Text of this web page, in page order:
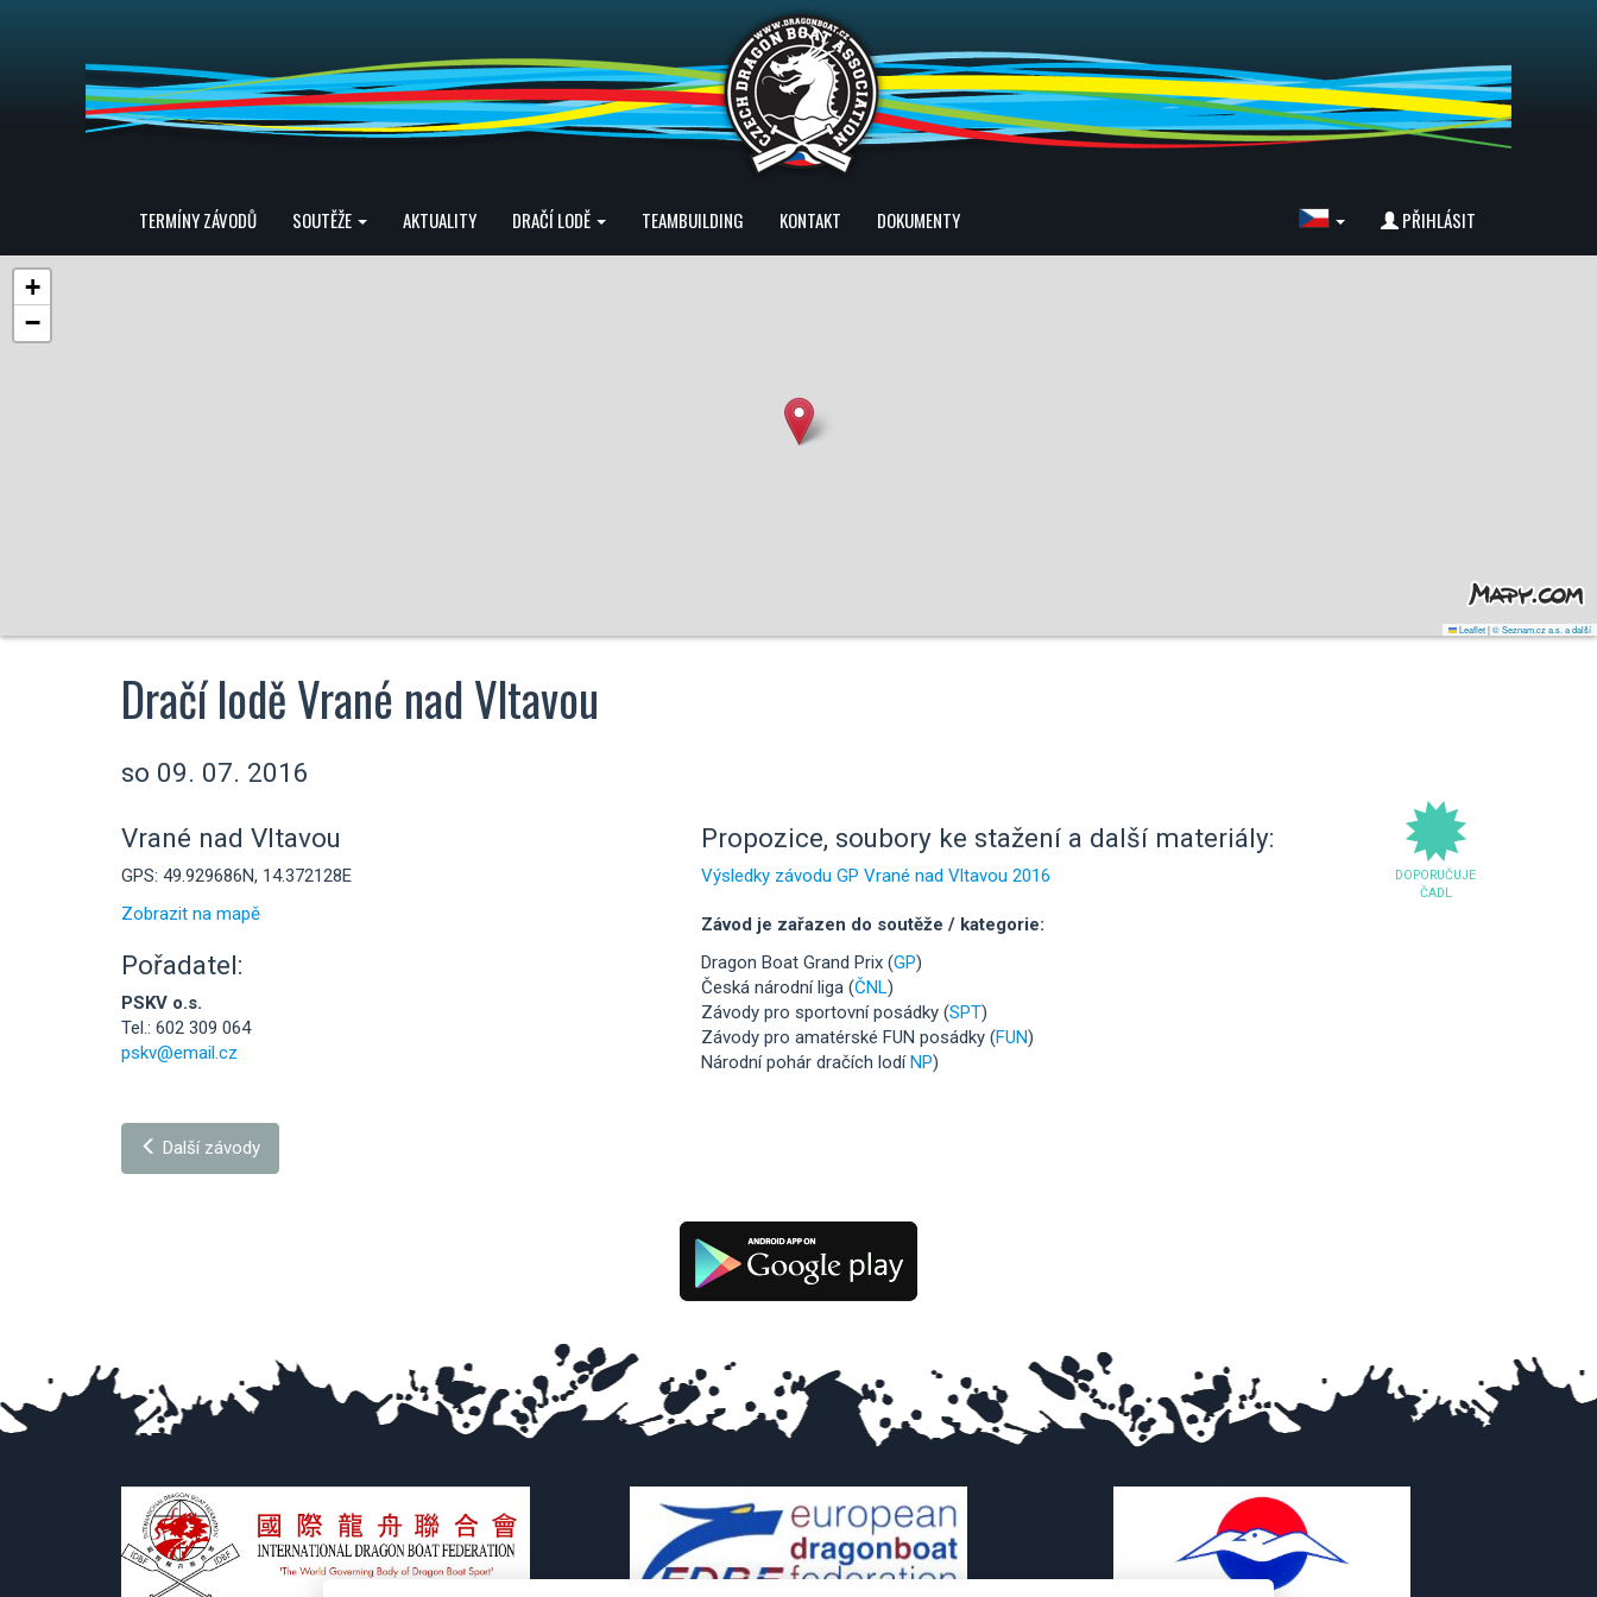
TERMÍNY ZÁVODŮ SOUTĚŽE AKTUALITY DRAČÍ LODĚ TEAMBUILDING KONTAKT DOKUMENTY PŘIHLÁSIT
+
−
Leaflet|© Seznam.cz a.s. a další
Dračí lodě Vrané nad Vltavou
so 09. 07. 2016
Vrané nad Vltavou
GPS: 49.929686N, 14.372128E
Zobrazit na mapě
Pořadatel:
PSKV o.s.
Tel.: 602 309 064
pskv@email.cz
DOPORUČUJE
ČADL
Propozice, soubory ke stažení a další materiály:
Výsledky závodu GP Vrané nad Vltavou 2016
Závod je zařazen do soutěže / kategorie:
Dragon Boat Grand Prix (GP)
Česká národní liga (ČNL)
Závody pro sportovní posádky (SPT)
Závody pro amatérské FUN posádky (FUN)
Národní pohár dračích lodíNP)
Další závody